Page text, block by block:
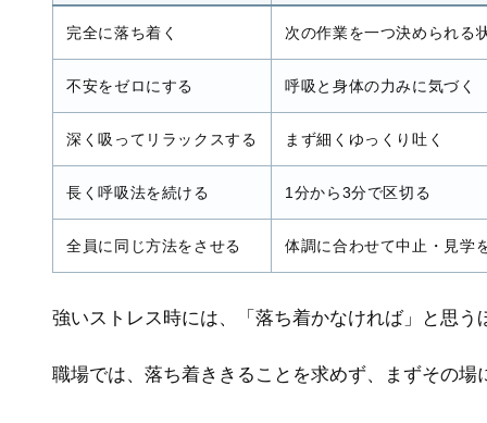
完全に落ち着く 次の作業を一つ決められる
不安をゼロにする 呼吸と身体の力みに気づく
深く吸ってリラックスする まず細くゆっくり吐く
長く呼吸法を続ける 1分から3分で区切る
全員に同じ方法をさせる 体調に合わせて中止・見学
強いストレス時には、「落ち着かなければ」と思
職場では、落ち着ききることを求めず、まずその場